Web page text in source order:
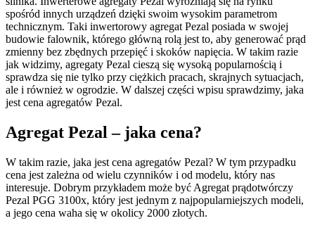
spośród innych urządzeń dzięki swoim wysokim parametrom
technicznym. Taki inwertorowy agregat Pezal posiada w swojej
budowie falownik, którego główną rolą jest to, aby generować prąd
zmienny bez zbędnych przepięć i skoków napięcia. W takim razie
jak widzimy, agregaty Pezal cieszą się wysoką popularnością i
sprawdza się nie tylko przy ciężkich pracach, skrajnych sytuacjach,
ale i również w ogrodzie. W dalszej części wpisu sprawdzimy, jaka
jest cena agregatów Pezal.
Agregat Pezal – jaka cena?
W takim razie, jaka jest cena agregatów Pezal? W tym przypadku
cena jest zależna od wielu czynników i od modelu, który nas
interesuje. Dobrym przykładem może być Agregat prądotwórczy
Pezal PGG 3100x, który jest jednym z najpopularniejszych modeli,
a jego cena waha się w okolicy 2000 złotych.